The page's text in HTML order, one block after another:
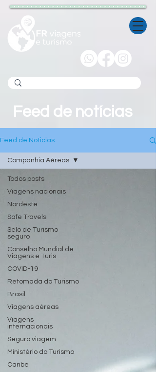
Feed de notícias
Feed de Noticias
Todos posts
Viagens nacionais
Nordeste
Safe Travels
Selo de Turismo
seguro
Conselho Mundial de
Viagens e Turis
COVID-19
Retomada do Turismo
Brasil
Viagens aéreas
Viagens
internacionais
Seguro viagem
Ministério do Turismo
Caribe
Companhia Aéreas